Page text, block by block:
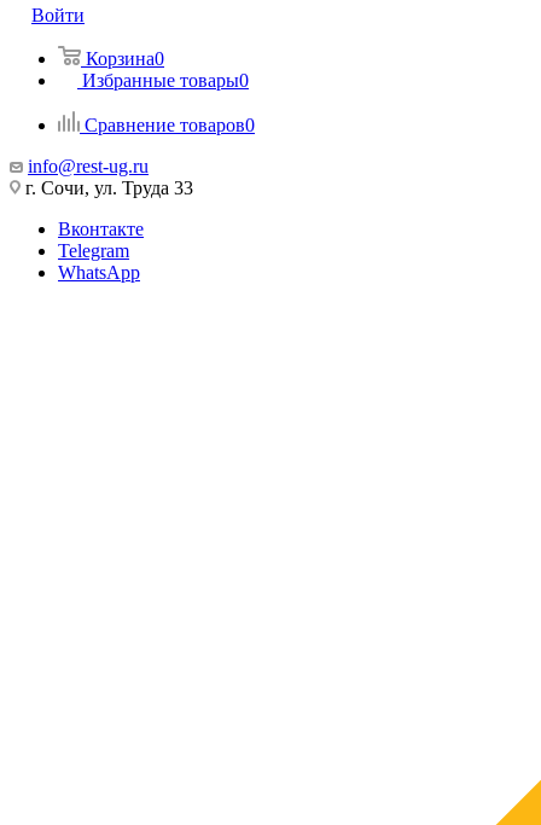
Войти
Корзина0
Избранные товары0
Сравнение товаров0
info@rest-ug.ru
г. Сочи, ул. Труда 33
Вконтакте
Telegram
WhatsApp